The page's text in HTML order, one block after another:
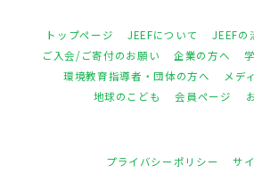
トップページ JEEFについて JEEFの
ご入会/ご寄付のお願い
企業の方へ
環境教育指導者・団体の方へ
メデ
地球のこども
会員ページ
プライバシーポリシー サ